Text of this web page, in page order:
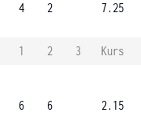
4
2
7.25
1 2 3
Kurs
6
6
2.15